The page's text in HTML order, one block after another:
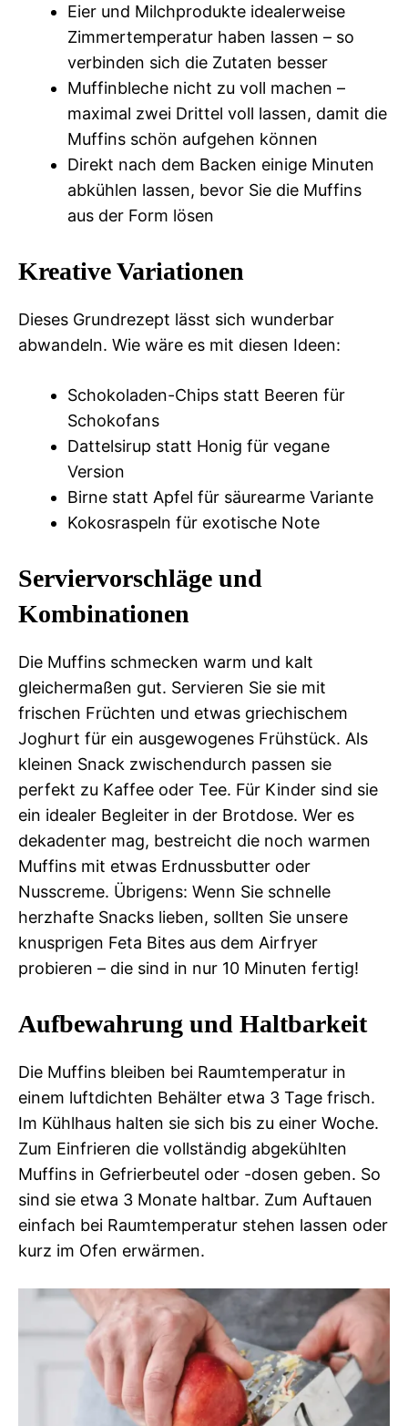
Eier und Milchprodukte idealerweise
Zimmertemperatur haben lassen – so
verbinden sich die Zutaten besser
Muffinbleche nicht zu voll machen –
maximal zwei Drittel voll lassen, damit die
Muffins schön aufgehen können
Direkt nach dem Backen einige Minuten
abkühlen lassen, bevor Sie die Muffins
aus der Form lösen
Kreative Variationen
Dieses Grundrezept lässt sich wunderbar
abwandeln. Wie wäre es mit diesen Ideen:
Schokoladen-Chips statt Beeren für
Schokofans
Dattelsirup statt Honig für vegane
Version
Birne statt Apfel für säurearme Variante
Kokosraspeln für exotische Note
Serviervorschläge und
Kombinationen
Die Muffins schmecken warm und kalt
gleichermaßen gut. Servieren Sie sie mit
frischen Früchten und etwas griechischem
Joghurt für ein ausgewogenes Frühstück. Als
kleinen Snack zwischendurch passen sie
perfekt zu Kaffee oder Tee. Für Kinder sind sie
ein idealer Begleiter in der Brotdose. Wer es
dekadenter mag, bestreicht die noch warmen
Muffins mit etwas Erdnussbutter oder
Nusscreme. Übrigens: Wenn Sie schnelle
herzhafte Snacks lieben, sollten Sie unsere
knusprigen Feta Bites aus dem Airfryer
probieren – die sind in nur 10 Minuten fertig!
Aufbewahrung und Haltbarkeit
Die Muffins bleiben bei Raumtemperatur in
einem luftdichten Behälter etwa 3 Tage frisch.
Im Kühlhaus halten sie sich bis zu einer Woche.
Zum Einfrieren die vollständig abgekühlten
Muffins in Gefrierbeutel oder -dosen geben. So
sind sie etwa 3 Monate haltbar. Zum Auftauen
einfach bei Raumtemperatur stehen lassen oder
kurz im Ofen erwärmen.